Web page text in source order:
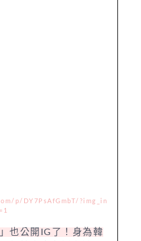
p/DY7PsAfGmbT/?img_in
也公開IG了！身為韓